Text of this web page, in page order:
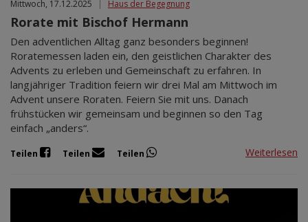
Mittwoch, 17.12.2025 | Haus der Begegnung
Rorate mit Bischof Hermann
Den adventlichen Alltag ganz besonders beginnen!
Roratemessen laden ein, den geistlichen Charakter des
Advents zu erleben und Gemeinschaft zu erfahren. In
langjähriger Tradition feiern wir drei Mal am Mittwoch im
Advent unsere Roraten. Feiern Sie mit uns. Danach
frühstücken wir gemeinsam und beginnen so den Tag
einfach „anders“.
Teilen Teilen Teilen Weiterlesen